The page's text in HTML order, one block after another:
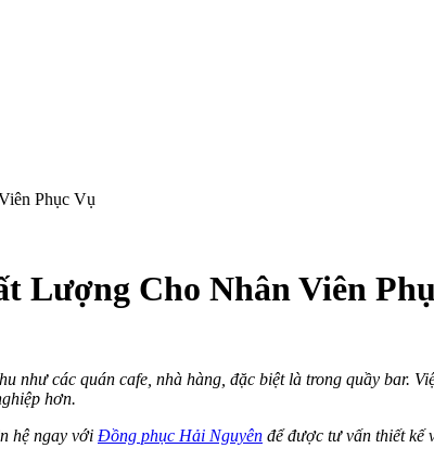
Lượng Cho Nhân Viên
như các quán cafe, nhà hàng, đặc biệt là trong quầy bar.
hơn.
hệ ngay với Đồng phục Hải Nguyên để được tư vấn thiết kế